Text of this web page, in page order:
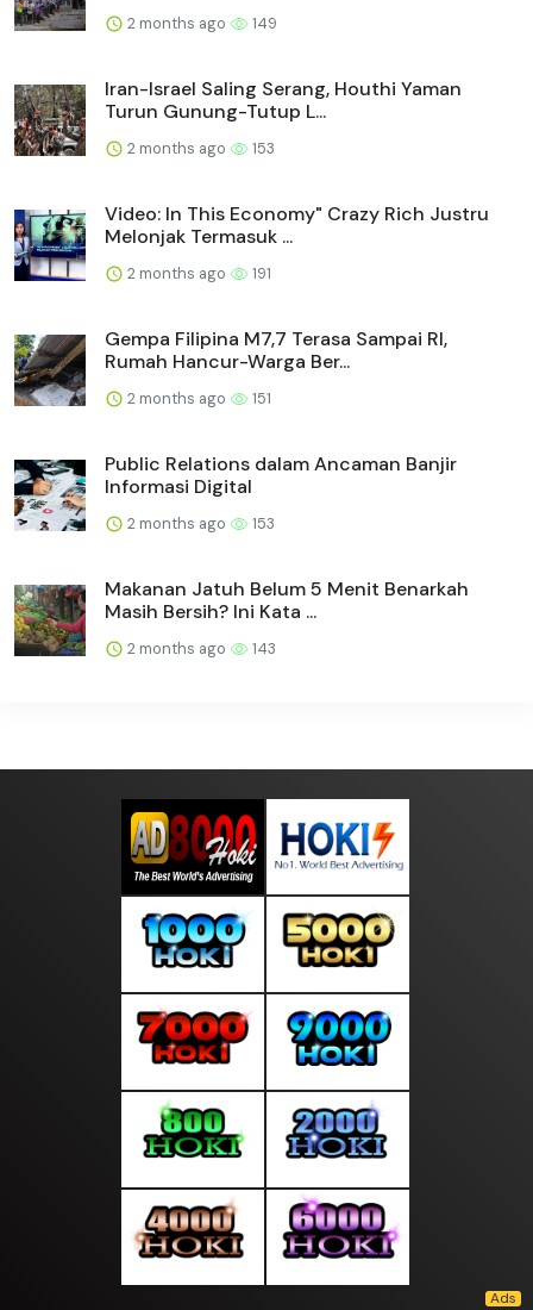
2 months ago 149
Iran-Israel Saling Serang, Houthi Yaman
Turun Gunung-Tutup L...
2 months ago 153
Video: In This Economy" Crazy Rich Justru
Melonjak Termasuk ...
2 months ago 191
Gempa Filipina M7,7 Terasa Sampai RI,
Rumah Hancur-Warga Ber...
2 months ago 151
Public Relations dalam Ancaman Banjir
Informasi Digital
2 months ago 153
Makanan Jatuh Belum 5 Menit Benarkah
Masih Bersih? Ini Kata ...
2 months ago 143